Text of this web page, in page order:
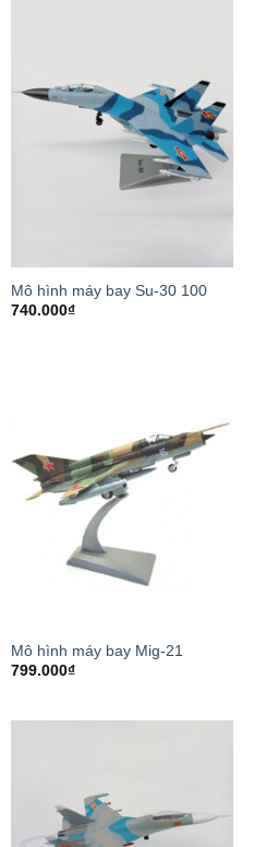
Mô hình máy bay Su-30 100
740.000₫
Mô hình máy bay Mig-21
799.000₫